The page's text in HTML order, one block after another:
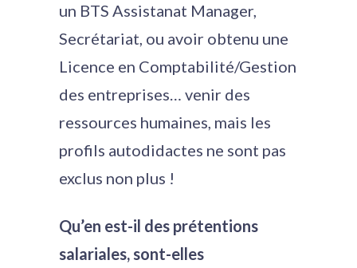
un BTS Assistanat Manager,
Secrétariat, ou avoir obtenu une
Licence en Comptabilité/Gestion
des entreprises… venir des
ressources humaines, mais les
profils autodidactes ne sont pas
exclus non plus !
Qu’en est-il des prétentions
salariales, sont-elles